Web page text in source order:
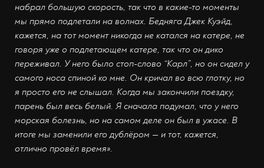
набрал большую скорость, так что в какие-то моменты
мы прямо подлетали на волнах. Бедняга Джек Куэйд,
кажется, на тот момент никогда не катался на катере, не
говоря уже о подлетающем катере, так что он дико
переживал. У него было стоп-слово “Карл”, но он сидел у
самого носа спиной ко мне. Он кричал во всю глотку, но
я просто его не слышал. Когда мы закончили поездку,
парень был весь белый. Я сначала подумал, что у него
морская болезнь, но на самом деле он был в ужасе. В
итоге мы заменили его дублёром — и тот, кажется,
отлично провёл время».